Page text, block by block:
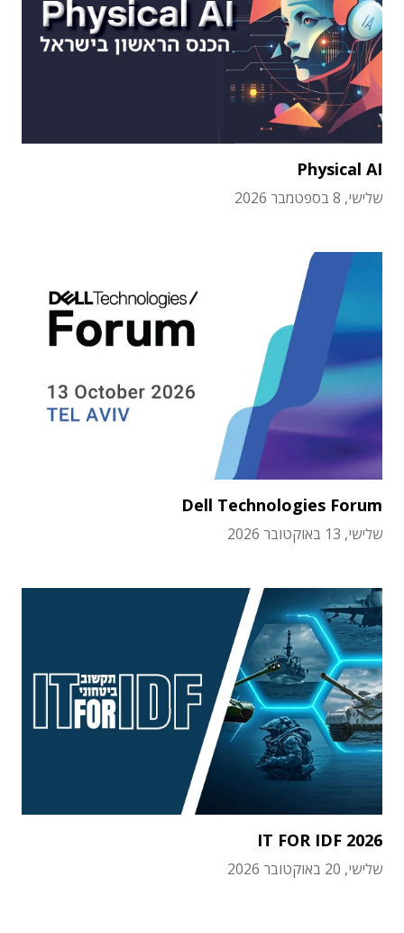
Physical AI
שלישי, 8 בספטמבר 2026
Dell Technologies Forum
שלישי, 13 באוקטובר 2026
IT FOR IDF 2026
שלישי, 20 באוקטובר 2026